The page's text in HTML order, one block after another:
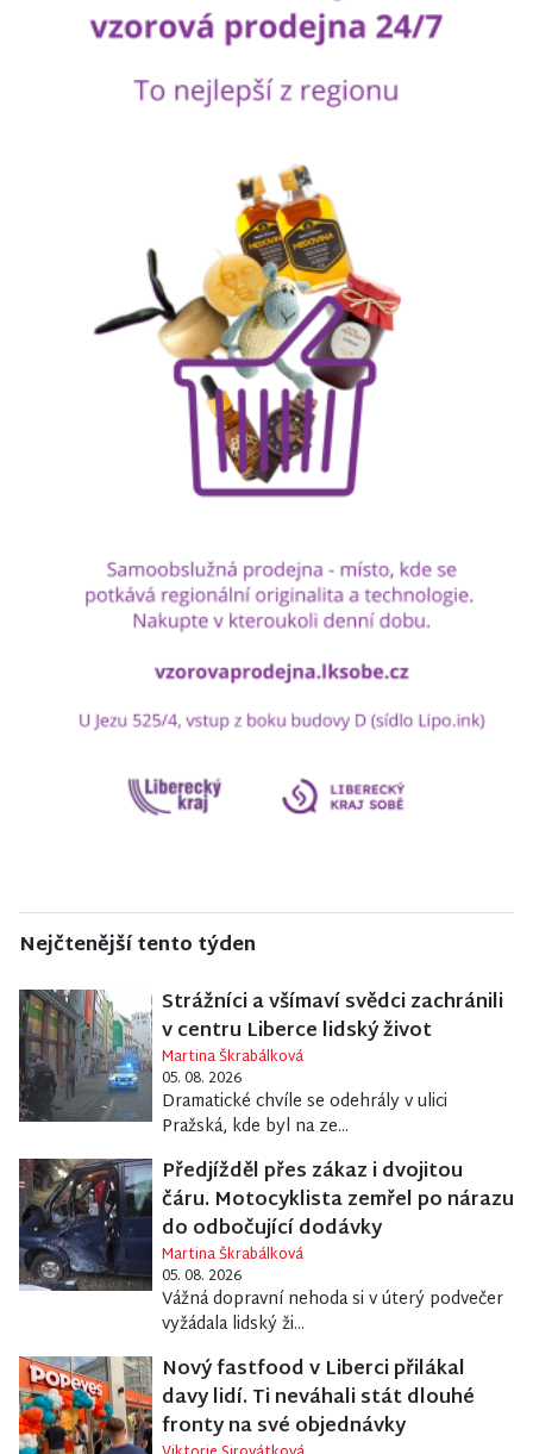
Nejčtenější tento týden
Strážníci a všímaví svědci zachránili
v centru Liberce lidský život
Martina Škrabálková
05. 08. 2026
Dramatické chvíle se odehrály v ulici
Pražská, kde byl na ze...
Předjížděl přes zákaz i dvojitou
čáru. Motocyklista zemřel po nárazu
do odbočující dodávky
Martina Škrabálková
05. 08. 2026
Vážná dopravní nehoda si v úterý podvečer
vyžádala lidský ži...
Nový fastfood v Liberci přilákal
davy lidí. Ti neváhali stát dlouhé
fronty na své objednávky